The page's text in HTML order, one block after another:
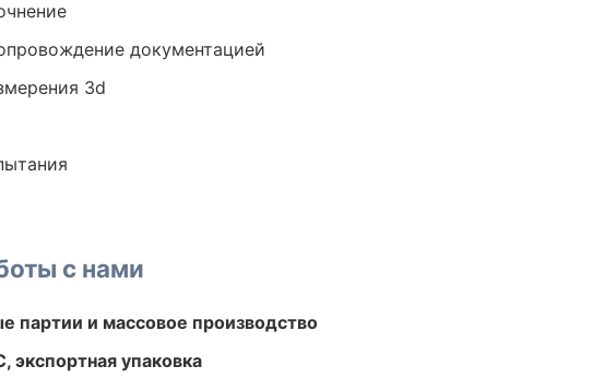
документацией
3d
с нами
партии и массовое производство
упаковка